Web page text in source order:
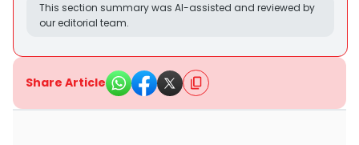
This section summary was AI-assisted and reviewed by
our editorial team.
Share Article